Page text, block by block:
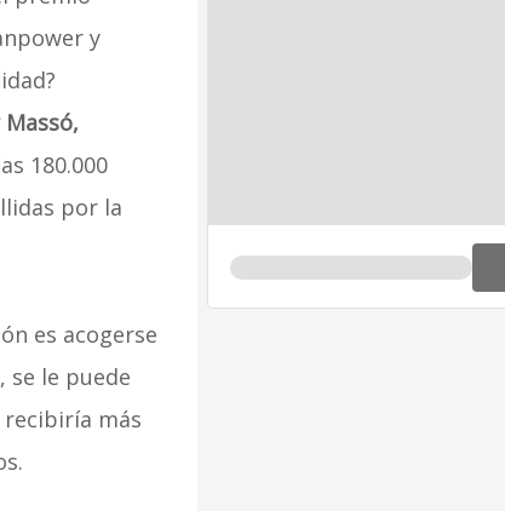
y
180.000
por la
es acogerse
se le puede
más